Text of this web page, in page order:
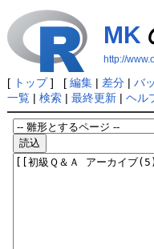
MK
http://
[ トップ] [ 編集| 差分| バ
一覧| 検索| 最終更新| ヘル